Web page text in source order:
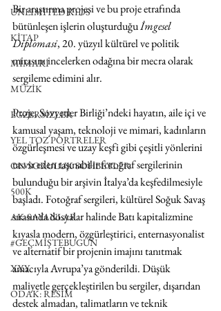
UNLIMITED KIDS
KİTAP
MİMARİ
MÜZİK
EGZERSİZLER
YEL TOZ PORTRELER
ON SORULUK SOHBETLER
500K
AK-SAYANLAR
#GEÇMİŞTEBUGÜN
XXY
ODAK: RESİM
Bir araştırma projesi ve bu proje etrafında
bütünleşen işlerin oluşturduğu İmgesel
Diplomasi, 20. yüzyıl kültürel ve politik
mirasını incelerken odağına bir mecra olarak
sergileme edimini alır.
Proje, Sovyetler Birliği’ndeki hayatın, aile içi ve
kamusal yaşam, teknoloji ve mimari, kadınların
özgürleşmesi ve uzay keşfi gibi çeşitli yönlerini
tasvir eden taşınabilir fotoğraf sergilerinin
bulunduğu bir arşivin İtalya’da keşfedilmesiyle
başladı. Fotoğraf sergileri, kültürel Soğuk Savaş
sırasında dosyalar halinde Batı kapitalizmine
kıyasla modern, özgürleştirici, enternasyonalist
ve alternatif bir projenin imajını tanıtmak
amacıyla Avrupa’ya gönderildi. Düşük
maliyetle gerçekleştirilen bu sergiler, dışarıdan
destek almadan, talimatların ve teknik